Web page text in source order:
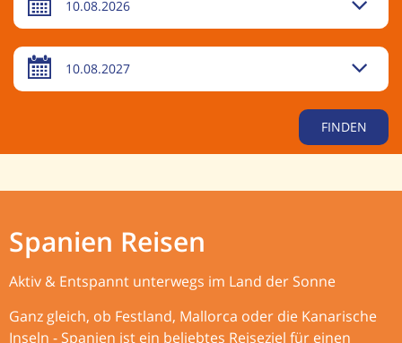
10.08.2026
10.08.2027
Spanien Reisen
Aktiv & Entspannt unterwegs im Land der Sonne
Ganz gleich, ob Festland, Mallorca oder die Kanarische
Inseln - Spanien ist ein beliebtes Reiseziel für einen